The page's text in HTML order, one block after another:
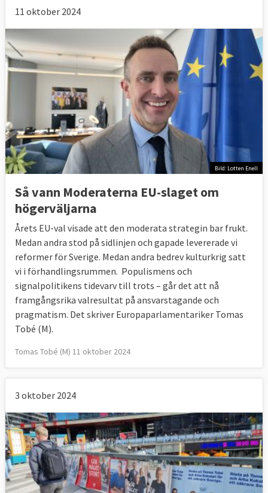
11 oktober 2024
Bild: Lotten Enell
Så vann Moderaterna EU-slaget om
högerväljarna
Årets EU-val visade att den moderata strategin bar frukt.
Medan andra stod på sidlinjen och gapade levererade vi
reformer för Sverige. Medan andra bedrev kulturkrig satt
vi i förhandlingsrummen. Populismens och
signalpolitikens tidevarv till trots – går det att nå
framgångsrika valresultat på ansvarstagande och
pragmatism. Det skriver Europaparlamentariker Tomas
Tobé (M).
Tomas Tobé (M) 11 oktober 2024
3 oktober 2024